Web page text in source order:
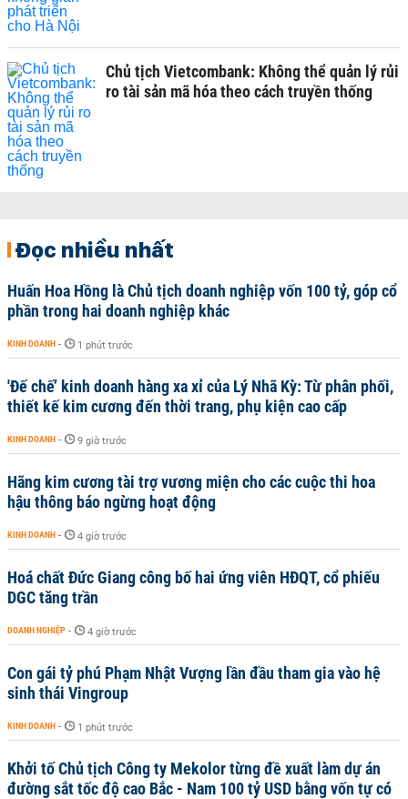
Chủ tịch Vietcombank: Không thể quản lý rủi
ro tài sản mã hóa theo cách truyền thống
Đọc nhiều nhất
Huấn Hoa Hồng là Chủ tịch doanh nghiệp vốn 100 tỷ, góp cổ
phần trong hai doanh nghiệp khác
KINH DOANH - 1 phút trước
'Đế chế’ kinh doanh hàng xa xỉ của Lý Nhã Kỳ: Từ phân phối,
thiết kế kim cương đến thời trang, phụ kiện cao cấp
KINH DOANH - 9 giờ trước
Hãng kim cương tài trợ vương miện cho các cuộc thi hoa
hậu thông báo ngừng hoạt động
KINH DOANH - 4 giờ trước
Hoá chất Đức Giang công bố hai ứng viên HĐQT, cổ phiếu
DGC tăng trần
DOANH NGHIỆP - 4 giờ trước
Con gái tỷ phú Phạm Nhật Vượng lần đầu tham gia vào hệ
sinh thái Vingroup
KINH DOANH - 1 phút trước
Khởi tố Chủ tịch Công ty Mekolor từng đề xuất làm dự án
đường sắt tốc độ cao Bắc - Nam 100 tỷ USD bằng vốn tự có